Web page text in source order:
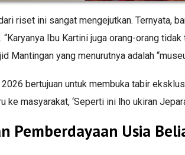
riset ini sangat mengejutkan. Ternyata,
“Karyanya Ibu Kartini juga orang-orang
Mantingan yang menurutnya adalah
2026 bertujuan untuk membuka tabir
ke masyarakat, ‘Seperti ini lho ukiran
Pemberdayaan Usia